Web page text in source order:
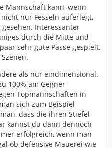
Mannschaft kann, wenn
nur Fesseln auferlegt,
Interessanter
durch die Mitte und
sehr gute Pässe gespielt.
als nur eindimensional.
100% am Gegner
Topmannschaften in
sich zum Beispiel
dass die ihren Stiefel
kannst du dann dennoch
erfolgreich, wenn man
ob defensive Mauerei wie